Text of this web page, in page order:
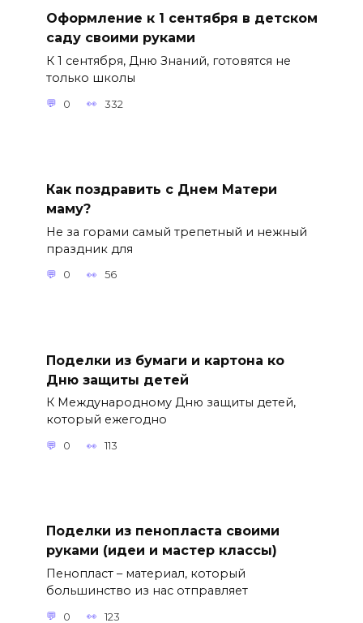
Оформление к 1 сентября в детском
саду своими руками
К 1 сентября, Дню Знаний, готовятся не
только школы
0 332
Как поздравить с Днем Матери
маму?
Не за горами самый трепетный и нежный
праздник для
0 56
Поделки из бумаги и картона ко
Дню защиты детей
К Международному Дню защиты детей,
который ежегодно
0 113
Поделки из пенопласта своими
руками (идеи и мастер классы)
Пенопласт – материал, который
большинство из нас отправляет
0 123